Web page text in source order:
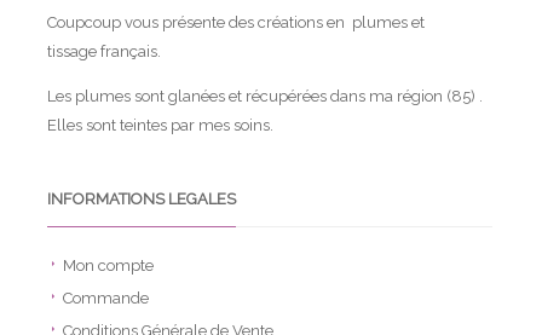
Coupcoup vous présente des créations en plumes et
tissage français.
Les plumes sont glanées et récupérées dans ma région (85) .
Elles sont teintes par mes soins.
INFORMATIONS LEGALES
Mon compte
Commande
Conditions Générale de Vente